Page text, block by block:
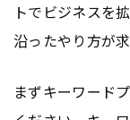
トでビジネスを
沿ったやり方が求
まずキーワード